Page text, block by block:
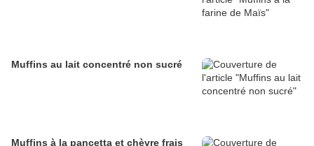
Muffins au lait concentré non sucré
Muffins à la pancetta et chèvre frais